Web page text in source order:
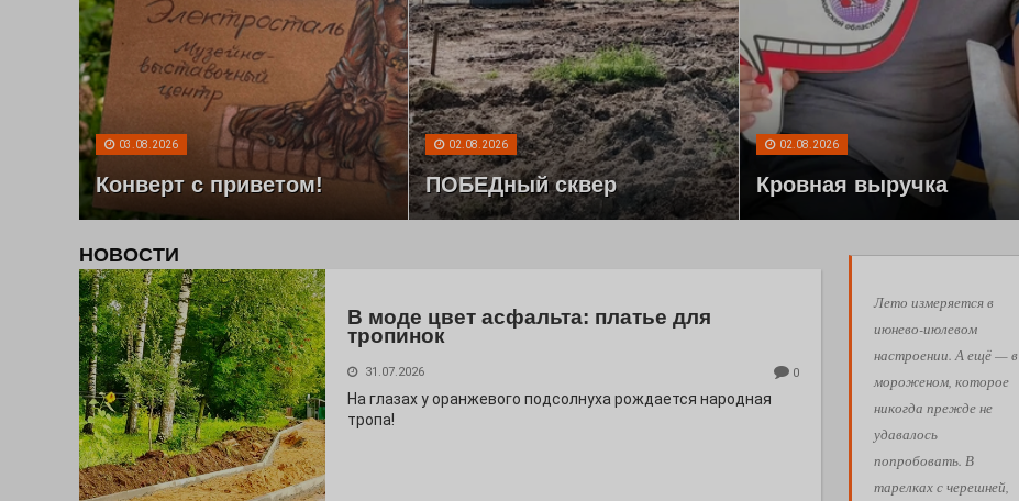
03.08.2026
Конверт с приветом!
02.08.2026
ПОБЕДный сквер
02.08.2026
Кровная выручка
Лето измеряется в
июнево-июлевом
настроении. А ещё — в
мороженом, которое
никогда прежде не
удавалось
попробовать. В
тарелках с черешней,
НОВОСТИ
В моде цвет асфальта: платье для
тропинок
31.07.2026 0
На глазах у оранжевого подсолнуха рождается народная
тропа!